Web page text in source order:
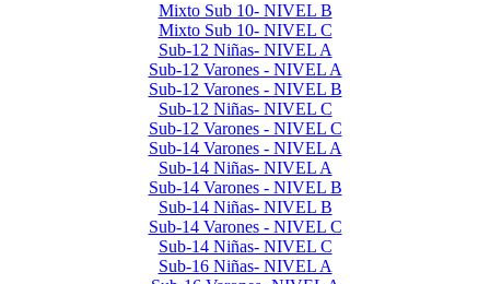
Mixto Sub 10- NIVEL B
Mixto Sub 10- NIVEL C
Sub-12 Niñas- NIVEL A
Sub-12 Varones - NIVEL A
Sub-12 Varones - NIVEL B
Sub-12 Niñas- NIVEL C
Sub-12 Varones - NIVEL C
Sub-14 Varones - NIVEL A
Sub-14 Niñas- NIVEL A
Sub-14 Varones - NIVEL B
Sub-14 Niñas- NIVEL B
Sub-14 Varones - NIVEL C
Sub-14 Niñas- NIVEL C
Sub-16 Niñas- NIVEL A